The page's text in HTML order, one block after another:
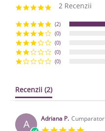
5.0 star rating
2 Recenzii
(2)
(0)
(0)
(0)
(0)
Recenzii (2)
A Adriana P.